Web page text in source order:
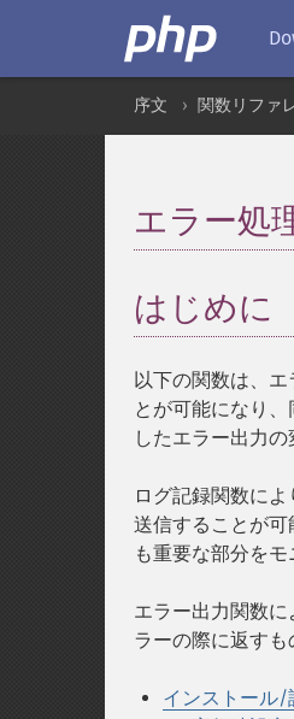
序文 関数リファ
エラー処
はじめに
以下の関数は、
とが可能になり
したエラー出力の
ログ記録関数に
送信することが
も重要な部分をモ
エラー出力関数
ラーの際に返すも
インストール/